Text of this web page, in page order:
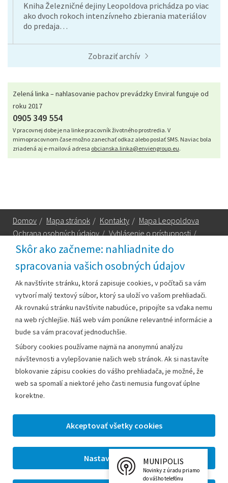
Skôr ako začneme: nahliadnite do
spracovania vašich osobných údajov
Ak navštívite stránku, ktorá zapisuje cookies, v počítači sa vám
vytvorí malý textový súbor, ktorý sa uloží vo vašom prehliadači.
Ak rovnakú stránku navštívite nabudúce, pripojíte sa vďaka nemu
na web rýchlejšie. Náš web vám ponúkne relevantné informácie a
bude sa vám pracovať jednoduchšie.
Súbory cookies používame najmä na anonymnú analýzu
návštevnosti a vylepšovanie našich web stránok. Ak si nastavíte
blokovanie zápisu cookies do vášho prehliadača, je možné, že
web sa spomalí a niektoré jeho časti nemusia fungovať úplne
korektne.
Kniha Železničné dejiny Leopoldova prichádza po viac
ako dvoch rokoch intenzívneho zbierania materiálov
do predaja…
Zobraziť archív
Zelená linka – nahlasovanie pachov prevádzky Enviral funguje od
roku 2017
0905 349 554
V pracovnej dobe je na linke pracovník životného prostredia. V
mimopracovnom čase možno zanechať odkaz alebo poslať SMS. Naviac bola
zriadená aj e-mailová adresa obcianska.linka@enviengroup.eu.
Domov / Mapa stránok / Kontakty / Mapa Leopoldova
Ochrana osobných údajov / Vyhlásenie o prístupnosti /
Technická podpora
Mestský úrad Leopoldov
Hlohovská cesta 1818/2A
920 41 Leopoldov
Kontakt:
Telefón:+42133/285 27 11
Email:
mesto@leopoldov.sk
primatorka@leopoldov.sk
Webmaster:webmaster@leopoldov.sk
2026 © Mestský úrad Leopoldov |
Nastavenia cookies
Tvorba web stránok aredakčný systém od firmy AlejTech,
MUNIPOLIS
Novinky z úradu priamo
do vášho telefónu